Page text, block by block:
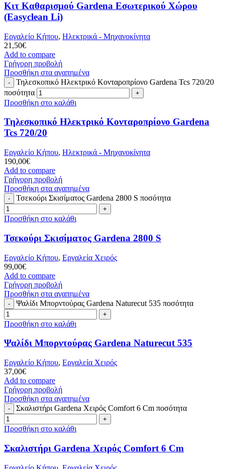
Κιτ Καθαρισμού Gardena Εσωτερικού Χώρου
(Easyclean Li)
Εργαλείο Κήπου, Ηλεκτρικά - Μηχανοκίνητα
21,50€
Add to compare
Γρήγορη προβολή
Προσθήκη στα αγαπημένα
Τηλεσκοπικό Ηλεκτρικό Κονταροπρίονο Gardena Tcs 720/20
ποσότητα
Προσθήκη στο καλάθι
Τηλεσκοπικό Ηλεκτρικό Κονταροπρίονο Gardena
Tcs 720/20
Εργαλείο Κήπου, Ηλεκτρικά - Μηχανοκίνητα
190,00€
Add to compare
Γρήγορη προβολή
Προσθήκη στα αγαπημένα
Τσεκούρι Σκισίματος Gardena 2800 S ποσότητα
Προσθήκη στο καλάθι
Τσεκούρι Σκισίματος Gardena 2800 S
Εργαλείο Κήπου, Εργαλεία Χειρός
99,00€
Add to compare
Γρήγορη προβολή
Προσθήκη στα αγαπημένα
Ψαλίδι Μπορντούρας Gardena Naturecut 535 ποσότητα
Προσθήκη στο καλάθι
Ψαλίδι Μπορντούρας Gardena Naturecut 535
Εργαλείο Κήπου, Εργαλεία Χειρός
37,00€
Add to compare
Γρήγορη προβολή
Προσθήκη στα αγαπημένα
Σκαλιστήρι Gardena Χειρός Comfort 6 Cm ποσότητα
Προσθήκη στο καλάθι
Σκαλιστήρι Gardena Χειρός Comfort 6 Cm